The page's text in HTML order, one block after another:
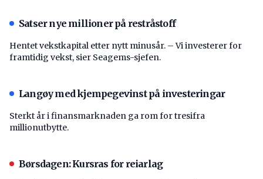
Satser nye millioner på restråstoff
Hentet vekstkapital etter nytt minusår. – Vi investerer for
framtidig vekst, sier Seagems-sjefen.
Langøy med kjempegevinst på investeringar
Sterkt år i finansmarknaden ga rom for tresifra
millionutbytte.
Børsdagen: Kursras for reiarlag